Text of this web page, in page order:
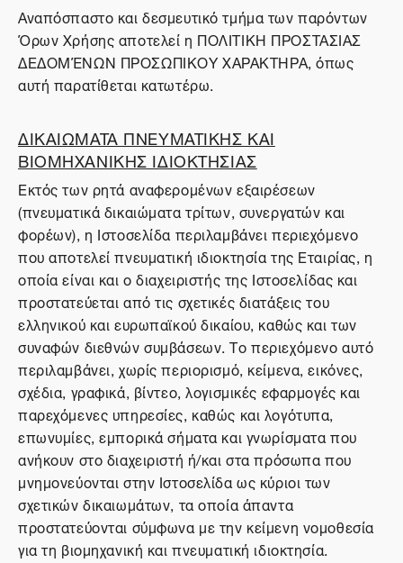
Αναπόσπαστο και δεσμευτικό τμήμα των παρόντων
Όρων Χρήσης αποτελεί η ΠΟΛΙΤΙΚΗ ΠΡΟΣΤΑΣΙΑΣ
ΔΕΔΟΜΈΝΩΝ ΠΡΟΣΩΠΙΚΟΥ ΧΑΡΑΚΤΗΡΑ, όπως
αυτή παρατίθεται κατωτέρω.
ΔΙΚΑΙΩΜΑΤΑ ΠΝΕΥΜΑΤΙΚΗΣ ΚΑΙ
ΒΙΟΜΗΧΑΝΙΚΗΣ ΙΔΙΟΚΤΗΣΙΑΣ
Εκτός των ρητά αναφερομένων εξαιρέσεων
(πνευματικά δικαιώματα τρίτων, συνεργατών και
φορέων), η Ιστοσελίδα περιλαμβάνει περιεχόμενο
που αποτελεί πνευματική ιδιοκτησία της Εταιρίας, η
οποία είναι και ο διαχειριστής της Ιστοσελίδας και
προστατεύεται από τις σχετικές διατάξεις του
ελληνικού και ευρωπαϊκού δικαίου, καθώς και των
συναφών διεθνών συμβάσεων. Το περιεχόμενο αυτό
περιλαμβάνει, χωρίς περιορισμό, κείμενα, εικόνες,
σχέδια, γραφικά, βίντεο, λογισμικές εφαρμογές και
παρεχόμενες υπηρεσίες, καθώς και λογότυπα,
επωνυμίες, εμπορικά σήματα και γνωρίσματα που
ανήκουν στο διαχειριστή ή/και στα πρόσωπα που
μνημονεύονται στην Ιστοσελίδα ως κύριοι των
σχετικών δικαιωμάτων, τα οποία άπαντα
προστατεύονται σύμφωνα με την κείμενη νομοθεσία
για τη βιομηχανική και πνευματική ιδιοκτησία.